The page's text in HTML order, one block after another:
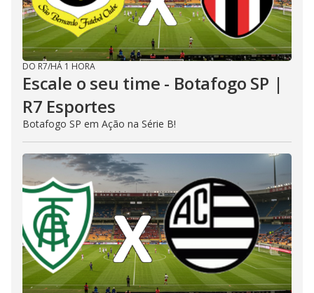
DO R7/HÁ 1 HORA
Escale o seu time - Botafogo SP |
R7 Esportes
Botafogo SP em Ação na Série B!